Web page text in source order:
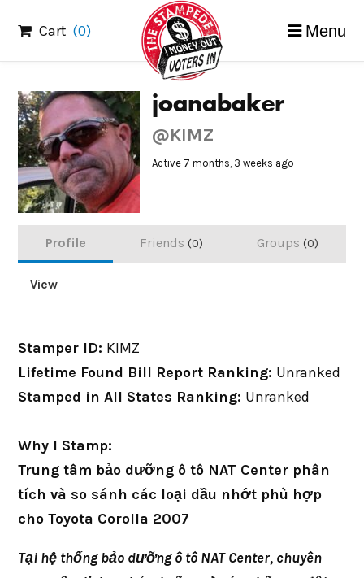
content
Cart (0) Menu
joanabaker
@KIMZ
Active 7 months, 3 weeks ago
Profile Friends 0 Groups 0
View
Stamper ID: KIMZ
Lifetime Found Bill Report Ranking: Unranked
Stamped in All States Ranking: Unranked
Why I Stamp:
Trung tâm bảo dưỡng ô tô NAT Center phân
tích và so sánh các loại dầu nhớt phù hợp
cho Toyota Corolla 2007
Tại hệ thống bảo dưỡng ô tô NAT Center, chuyên